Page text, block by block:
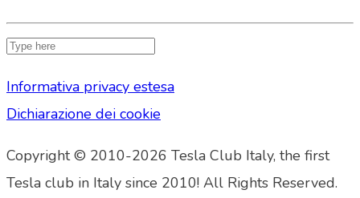
Informativa privacy estesa
Dichiarazione dei cookie
Copyright © 2010-2026 Tesla Club Italy, the first
Tesla club in Italy since 2010! All Rights Reserved.